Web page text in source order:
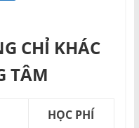
CHỈ KHÁC
TÂM
HỌC PHÍ